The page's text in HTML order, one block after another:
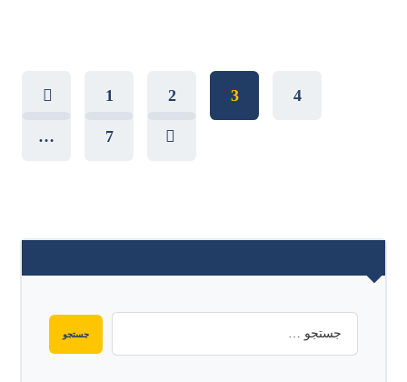
1 2 3 4
… 7